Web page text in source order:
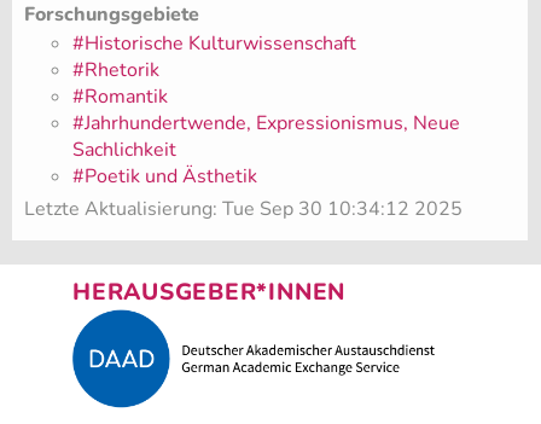
Forschungsgebiete
#Historische Kulturwissenschaft
#Rhetorik
#Romantik
#Jahrhundertwende, Expressionismus, Neue
Sachlichkeit
#Poetik und Ästhetik
Letzte Aktualisierung: Tue Sep 30 10:34:12 2025
HERAUSGEBER*INNEN